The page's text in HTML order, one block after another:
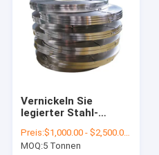
Vernickeln Sie
legierter Stahl-
astm b127 b564 uns
n04400
Preis:$1,000.00 - $2,500.00/Tons
MOQ:5 Tonnen